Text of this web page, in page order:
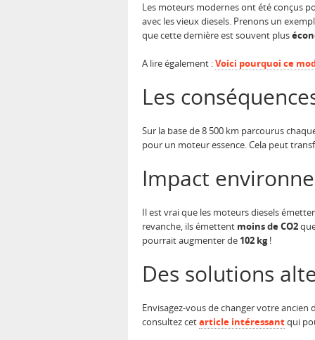
Les moteurs modernes ont été conçus
avec les vieux diesels. Prenons un
que cette dernière est souvent plus
A lire également :Voici pourquoi ce
Les
Sur la base de 8 500 km parcourus
pour un moteur essence. Cela peut
Impact
Il est vrai que les moteurs diesels
revanche, ils émettent moins de CO2
pourrait augmenter de 102 kg!
Des solutions
Envisagez-vous de changer votre
consultez cetarticle intéressantqui